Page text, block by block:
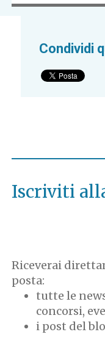
Condividi
Iscriviti
Riceverai
posta:
tutte le
concorsi,
i post del